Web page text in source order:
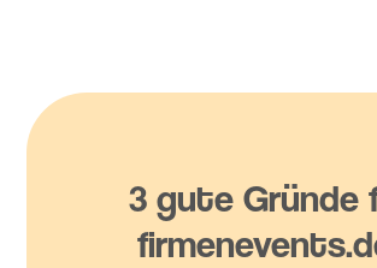
3 gute Gründe